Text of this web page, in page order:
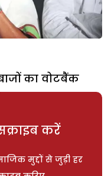
का वोटबैंक
करें
मुद्दों से जुड़ी हर